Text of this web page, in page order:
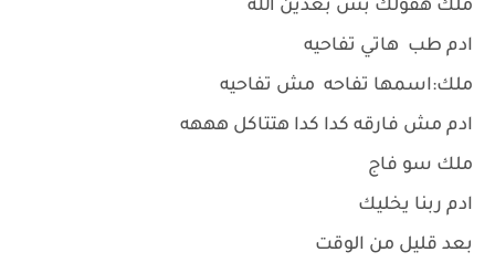
ملك هقولك بس بعدين الله
ادم طب هاتي تفاحيه
ملك:اسمها تفاحه مش تفاحيه
ادم مش فارقه كدا كدا هتتاكل هههه
ملك سو فاج
ادم ربنا يخليك
بعد قليل من الوقت